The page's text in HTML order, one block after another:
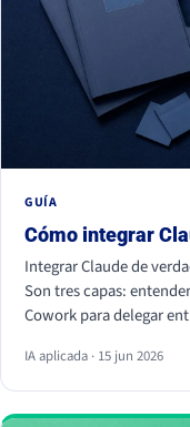
GUÍA
Cómo integrar
Integrar Claude de
Son tres capas:
Cowork para delegar
para que trabaje con
vuestra forma de
chat, está en los
IA aplicada · 15 jun 2026